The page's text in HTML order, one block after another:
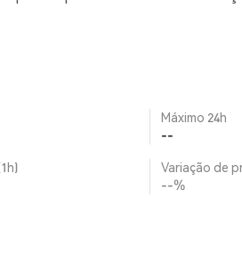
Máximo 24h
--
Variação de
--%